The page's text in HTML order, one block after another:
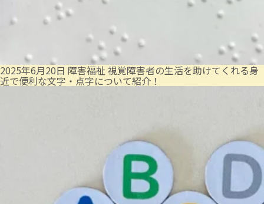
2025年6月20日 障害福祉 視覚障害者の生活を助けてくれる身
近で便利な文字・点字について紹介！